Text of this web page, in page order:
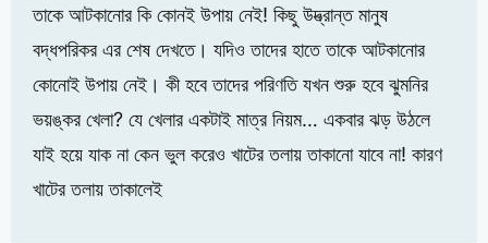
তাকে আটকানোর কি কোনই উপায় নেই! কিছু উদ্ভ্রান্ত মানুষ
বদ্ধপরিকর এর শেষ দেখতে। যদিও তাদের হাতে তাকে আটকানোর
কোনোই উপায় নেই। কী হবে তাদের পরিণতি যখন শুরু হবে ঝুমনির
ভয়ঙ্কর খেলা? যে খেলার একটাই মাত্র নিয়ম… একবার ঝড় উঠলে
যাই হয়ে যাক না কেন ভুল করেও খাটের তলায় তাকানো যাবে না! কারণ
খাটের তলায় তাকালেই